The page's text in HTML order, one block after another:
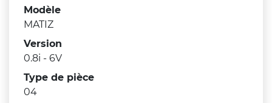
Modèle
MATIZ
Version
0.8i - 6V
Type de pièce
04